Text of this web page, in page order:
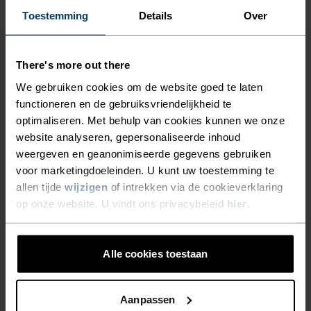
Toestemming Details Over
There's more out there
We gebruiken cookies om de website goed te laten
functioneren en de gebruiksvriendelijkheid te
optimaliseren. Met behulp van cookies kunnen we onze
website analyseren, gepersonaliseerde inhoud
weergeven en geanonimiseerde gegevens gebruiken
voor marketingdoeleinden. U kunt uw toestemming te
allen tijde wijzigen of intrekken via de cookieverklaring
op onze website. U vindt ons privacybeleid hier
Alle cookies toestaan
Aanpassen
KINDEREN WARM EN
COMFORTABEL TIJDENS
OPWINDENDE WINTERSE
AVONTUREN OF TOCHTEN.
BLIJF DEZE WINTER LANGER
BUITEN MET HET HELE GEZIN
MET DE ACTIVE X-WARM
KIDS-BASISLAAGTOP MET
LANGE MOUWEN VAN ODLO.
ACTIVITEITSNIVEAU
SOORT ACTIVITEIT
WAT DAN OOK MATIGE INTENSITEIT
Skiën & Snow
MATERIAALSPECIFICATIE
SYNTHETISCH
MERINO
Synthetisch - voelt als een tweede huid – rekbaar,
uitzonderlijk licht, uitstekend vochtregulerend, helpt de
lichaamstemperatuur te reguleren, droogt sneller dan